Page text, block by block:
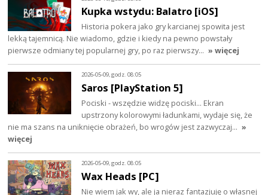
Kupka wstydu: Balatro [iOS]
Historia pokera jako gry karcianej spowita jest
lekką tajemnicą. Nie wiadomo, gdzie i kiedy na pewno powstały
pierwsze odmiany tej popularnej gry, po raz pierwszy… » więcej
2026-05-09, godz. 08:05
Saros [PlayStation 5]
Pociski - wszędzie widzę pociski... Ekran
upstrzony kolorowymi ładunkami, wydaje się, że
nie ma szans na uniknięcie obrażeń, bo wrogów jest zazwyczaj… »
więcej
2026-05-09, godz. 08:05
Wax Heads [PC]
Nie wiem jak wy, ale ja nieraz fantazjuję o własnej